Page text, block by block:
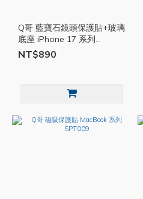
Q哥 藍寶石鏡頭保護貼+玻璃
底座 iPhone 17 系列
QKKL003
NT$890